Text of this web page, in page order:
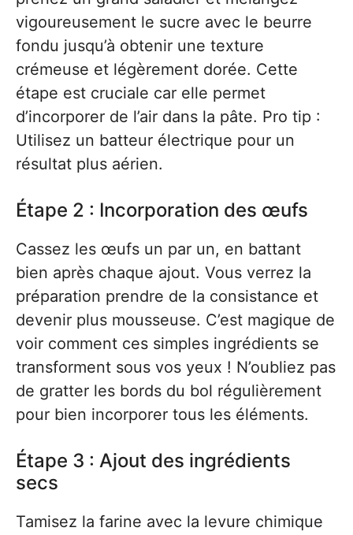
vigoureusement le sucre avec le beurre
fondu jusqu’à obtenir une texture
crémeuse et légèrement dorée. Cette
étape est cruciale car elle permet
d’incorporer de l’air dans la pâte. Pro tip :
Utilisez un batteur électrique pour un
résultat plus aérien.
Étape 2 : Incorporation des œufs
Cassez les œufs un par un, en battant
bien après chaque ajout. Vous verrez la
préparation prendre de la consistance et
devenir plus mousseuse. C’est magique de
voir comment ces simples ingrédients se
transforment sous vos yeux ! N’oubliez pas
de gratter les bords du bol régulièrement
pour bien incorporer tous les éléments.
Étape 3 : Ajout des ingrédients
secs
Tamisez la farine avec la levure chimique